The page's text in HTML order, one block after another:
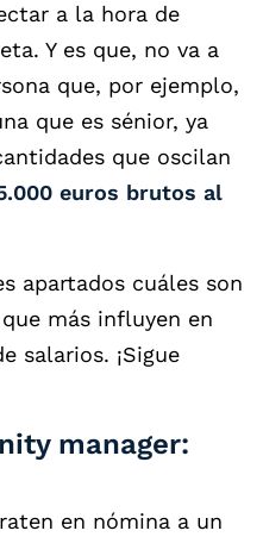
a la hora de
Y es que, no va a
que, por ejemplo,
que es sénior, ya
que oscilan
euros brutos al
apartados cuáles son
más influyen en
salarios. ¡Sigue
manager:
en nómina a un